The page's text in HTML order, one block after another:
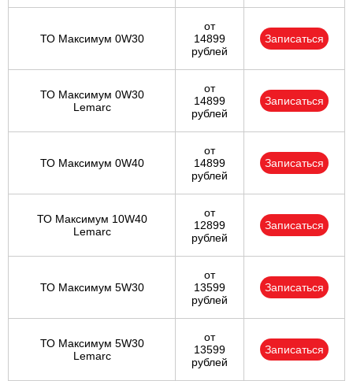
ТО Максимум 0W30
от
14899
рублей
Записаться
ТО Максимум 0W30
Lemarc
от
14899
рублей
Записаться
ТО Максимум 0W40
от
14899
рублей
Записаться
ТО Максимум 10W40
Lemarc
от
12899
рублей
Записаться
ТО Максимум 5W30
от
13599
рублей
Записаться
ТО Максимум 5W30
Lemarc
от
13599
рублей
Записаться